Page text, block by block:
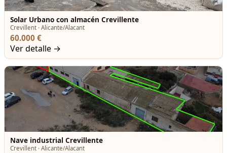
Solar Urbano con almacén Crevillente
Crevillent · Alicante/Alacant
60.000 €
Ver detalle →
Nave industrial Crevillente
Crevillent · Alicante/Alacant